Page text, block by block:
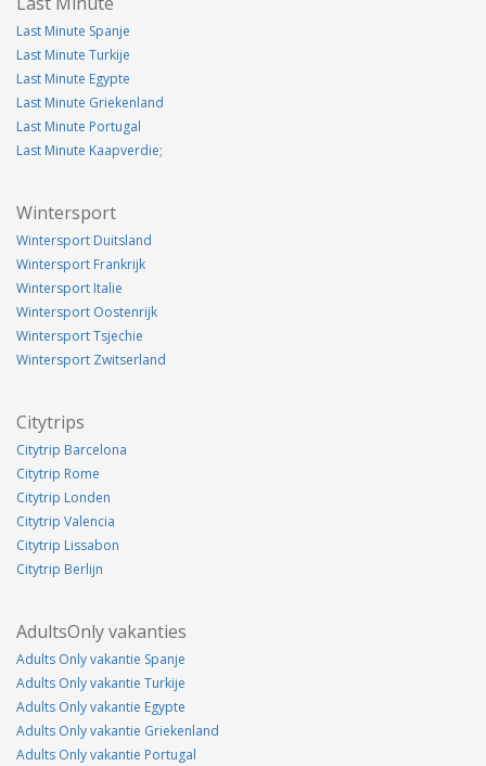
Last Minute Spanje
Last Minute Turkije
Last Minute Egypte
Last Minute Griekenland
Last Minute Portugal
Last Minute Kaapverdie;
Wintersport
Wintersport Duitsland
Wintersport Frankrijk
Wintersport Italie
Wintersport Oostenrijk
Wintersport Tsjechie
Wintersport Zwitserland
Citytrips
Citytrip Barcelona
Citytrip Rome
Citytrip Londen
Citytrip Valencia
Citytrip Lissabon
Citytrip Berlijn
AdultsOnly vakanties
Adults Only vakantie Spanje
Adults Only vakantie Turkije
Adults Only vakantie Egypte
Adults Only vakantie Griekenland
Adults Only vakantie Portugal